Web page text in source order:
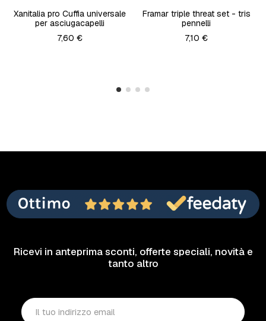
Xanitalia pro Cuffia universale
per asciugacapelli
7,60 €
Framar triple threat set - tris
pennelli
7,10 €
Ricevi in anteprima sconti, offerte speciali, novità e
tanto altro